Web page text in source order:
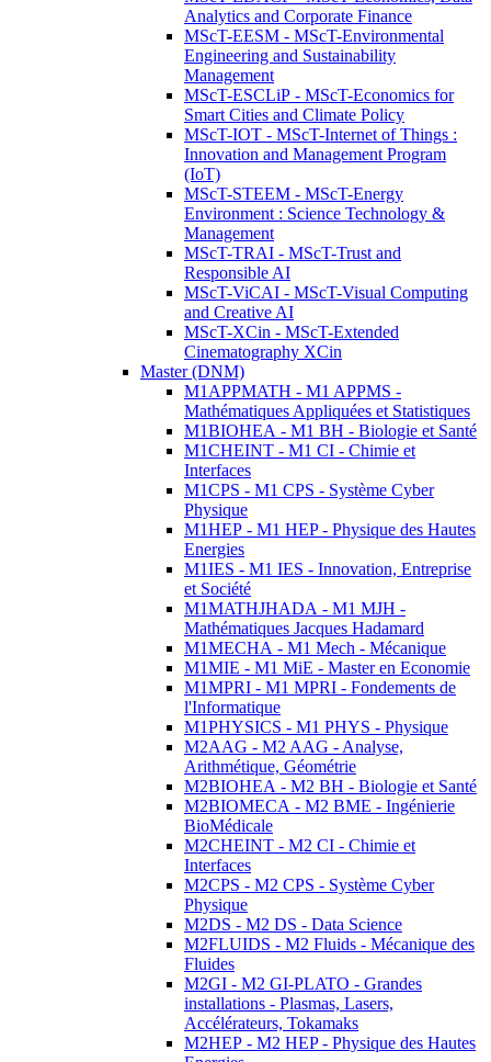
Analytics and Corporate Finance
MScT-EESM - MScT-Environmental
Engineering and Sustainability
Management
MScT-ESCLiP - MScT-Economics for
Smart Cities and Climate Policy
MScT-IOT - MScT-Internet of Things :
Innovation and Management Program
(IoT)
MScT-STEEM - MScT-Energy
Environment : Science Technology &
Management
MScT-TRAI - MScT-Trust and
Responsible AI
MScT-ViCAI - MScT-Visual Computing
and Creative AI
MScT-XCin - MScT-Extended
Cinematography XCin
Master (DNM)
M1APPMATH - M1 APPMS -
Mathématiques Appliquées et Statistiques
M1BIOHEA - M1 BH - Biologie et Santé
M1CHEINT - M1 CI - Chimie et
Interfaces
M1CPS - M1 CPS - Système Cyber
Physique
M1HEP - M1 HEP - Physique des Hautes
Energies
M1IES - M1 IES - Innovation, Entreprise
et Société
M1MATHJHADA - M1 MJH -
Mathématiques Jacques Hadamard
M1MECHA - M1 Mech - Mécanique
M1MIE - M1 MiE - Master en Economie
M1MPRI - M1 MPRI - Fondements de
l'Informatique
M1PHYSICS - M1 PHYS - Physique
M2AAG - M2 AAG - Analyse,
Arithmétique, Géométrie
M2BIOHEA - M2 BH - Biologie et Santé
M2BIOMECA - M2 BME - Ingénierie
BioMédicale
M2CHEINT - M2 CI - Chimie et
Interfaces
M2CPS - M2 CPS - Système Cyber
Physique
M2DS - M2 DS - Data Science
M2FLUIDS - M2 Fluids - Mécanique des
Fluides
M2GI - M2 GI-PLATO - Grandes
installations - Plasmas, Lasers,
Accélérateurs, Tokamaks
M2HEP - M2 HEP - Physique des Hautes